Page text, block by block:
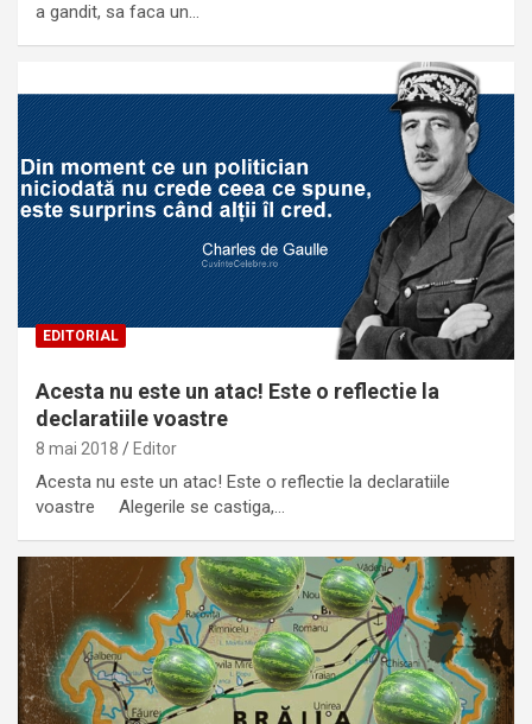
a gandit, sa faca un…
EDITORIAL
Acesta nu este un atac! Este o reflectie la
declaratiile voastre
8 mai 2018 Editor
Acesta nu este un atac! Este o reflectie la declaratiile
voastre Alegerile se castiga,…